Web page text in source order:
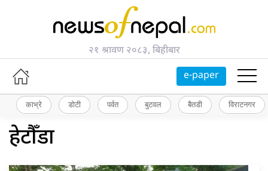
२१ श्रावण २०८३, बिहीबार
e-paper
काभ्रे डोटी पर्वत बुटवल बैतडी विराटनगर
हेटौँडा